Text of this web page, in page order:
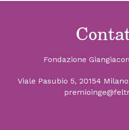
Fondazione
Viale Pasubio 5, 20154 Milano